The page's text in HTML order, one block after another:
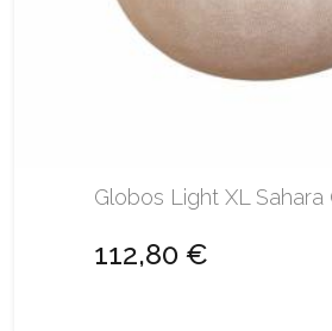
Globos Light XL
112,80 €